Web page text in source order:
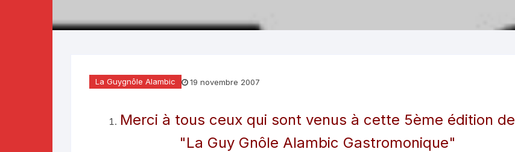
Téléthon 2017
La Guygnôle Alambic 19 novembre 2007
Merci à tous ceux qui sont venus à cette 5ème édition de
"La Guy Gnôle Alambic Gastromonique"